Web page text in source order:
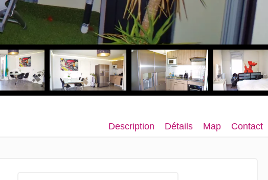
Description Détails Map Contact